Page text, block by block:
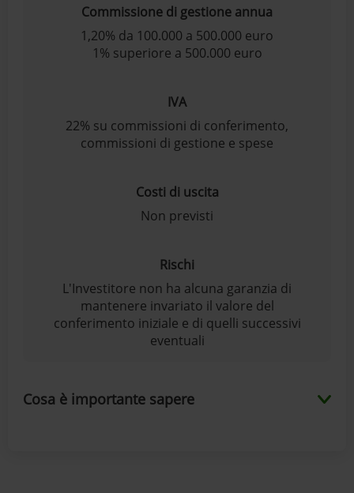
Commissione di gestione annua
1,20% da 100.000 a 500.000 euro
1% superiore a 500.000 euro
IVA
22% su commissioni di conferimento,
commissioni di gestione e spese
Costi di uscita
Non previsti
Rischi
L'Investitore non ha alcuna garanzia di
mantenere invariato il valore del
conferimento iniziale e di quelli successivi
eventuali
Cosa è importante sapere